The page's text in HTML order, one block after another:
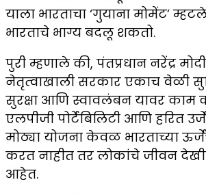
याला भारताचा ‘गुयाना मोमेंट’
भारताचे भाग्य बदलू शकतो.
पुरी म्हणाले की, पंतप्रधान नरेंद्र
नेतृत्वाखाली सरकार एकाच वेळी
सुरक्षा आणि स्वावलंबन यावर
एलपीजी पोर्टेबिलिटी आणि हरित
मोठ्या योजना केवळ भारताच्या
करत नाहीत तर लोकांचे जीवन
आहेत.